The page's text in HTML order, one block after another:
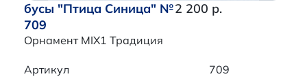
бусы "Птица Синица" №
709
Орнамент MIX1 Традиция
2 200 р.
Артикул
709